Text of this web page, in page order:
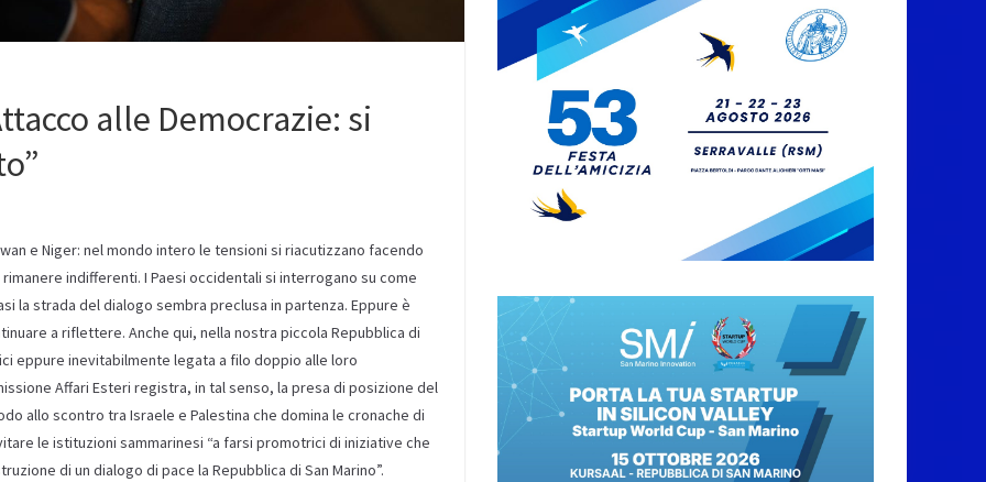
alle Democrazie: si
e Niger: nel mondo intero le tensioni si riacutizzano facendo
indifferenti. I Paesi occidentali si interrogano su come
la strada del dialogo sembra preclusa in partenza. Eppure è
a riflettere. Anche qui, nella nostra piccola Repubblica di
eppure inevitabilmente legata a filo doppio alle loro
Affari Esteri registra, in tal senso, la presa di posizione del
allo scontro tra Israele e Palestina che domina le cronache di
le istituzioni sammarinesi “a farsi promotrici di iniziative che
di un dialogo di pace la Repubblica di San Marino”.
L’arte perde uno dei
suoi maestri: si è
spento a 91 anni il
Marcello Sgattoni
A Oltremare 2.0 a
Riccione in migliaia
per incontrare i
San Marino Academy.
Femminile: quattro
Primavera aggregate
alla Prima Squadra
8 Agosto 2026